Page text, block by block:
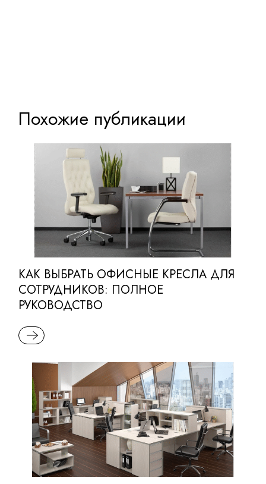
Похожие публикации
КАК ВЫБРАТЬ ОФИСНЫЕ КРЕСЛА ДЛЯ
СОТРУДНИКОВ: ПОЛНОЕ
РУКОВОДСТВО
READ MORE